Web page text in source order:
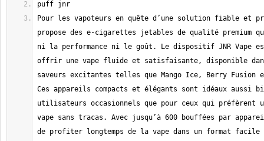
Pour les vapoteurs en quête d’une solution fiable et
propose des e-cigarettes jetables de qualité premium
ni la performance ni le goût. Le dispositif JNR Vape
offrir une vape fluide et satisfaisante, disponible
saveurs excitantes telles que Mango Ice, Berry Fusion
Ces appareils compacts et élégants sont idéaux aussi
utilisateurs occasionnels que pour ceux qui préfèrent
vape sans tracas. Avec jusqu’à 600 bouffées par
de profiter longtemps de la vape dans un format